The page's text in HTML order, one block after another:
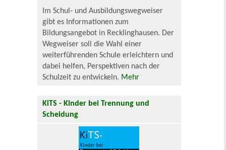
Im Schul- und Ausbildungswegweiser
gibt es Informationen zum
Bildungsangebot in Recklinghausen. Der
Wegweiser soll die Wahl einer
weiterführenden Schule erleichtern und
dabei helfen, Perspektiven nach der
Schulzeit zu entwickeln. Mehr
KiTS - Kinder bei Trennung und
Scheidung